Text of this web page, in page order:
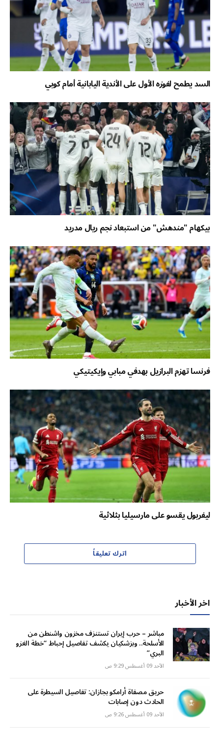
السد يطمح لفوزه الأول على الأندية اليابانية أمام كوبي
بيكهام "مندهش" من استبعاد نجم ريال مدريد
فرنسا تهزم البرازيل بهدفي مبابي وإيكيتيكي
ليفربول يقسو على مارسيليا بثلاثية
اترك تعليقاً
اخر الأخبار
مباشر – حرب إيران تستنزف مخزون واشنطن من
الأسلحة.. وبزشكيان يكشف تفاصيل إحباط “خطة الغزو
البري”
الأحد 09 أغسطس 9:29 ص
حريق مصفاة أرامكو بجازان: تفاصيل السيطرة على
الحادث دون إصابات
الأحد 09 أغسطس 9:26 ص